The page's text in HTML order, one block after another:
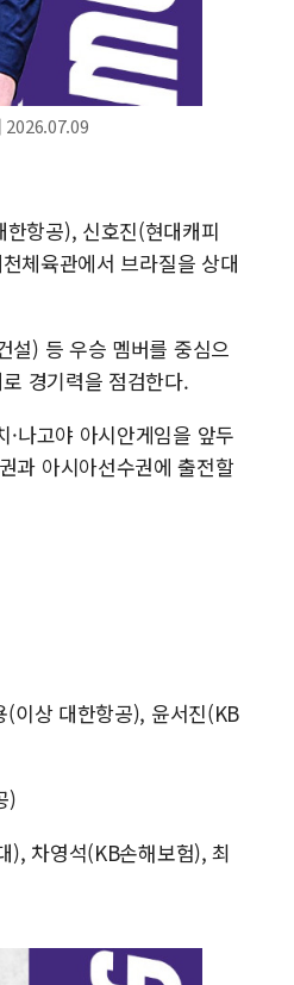
2026.07.09
항공), 신호진(현대캐피
체육관에서 브라질을 상대
설) 등 우승 멤버를 중심으
경기력을 점검한다.
나고야 아시안게임을 앞두
과 아시아선수권에 출전할
이상 대한항공), 윤서진(KB
)
차영석(KB손해보험), 최